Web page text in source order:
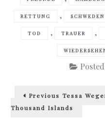
RETTUNG , SCHWEDEN
TOD , TRAUER ,
Previous Previous
Tessa
Thousand Islands